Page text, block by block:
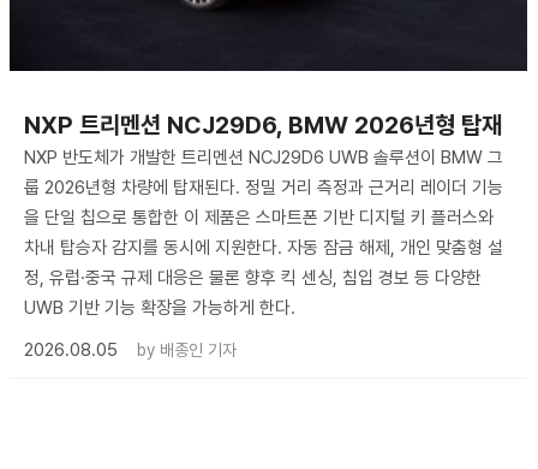
NXP 트리멘션 NCJ29D6, BMW 2026년형 탑재
NXP 반도체가 개발한 트리멘션 NCJ29D6 UWB 솔루션이 BMW 그
룹 2026년형 차량에 탑재된다. 정밀 거리 측정과 근거리 레이더 기능
을 단일 칩으로 통합한 이 제품은 스마트폰 기반 디지털 키 플러스와
차내 탑승자 감지를 동시에 지원한다. 자동 잠금 해제, 개인 맞춤형 설
정, 유럽·중국 규제 대응은 물론 향후 킥 센싱, 침입 경보 등 다양한
UWB 기반 기능 확장을 가능하게 한다.
2026.08.05
by 배종인 기자